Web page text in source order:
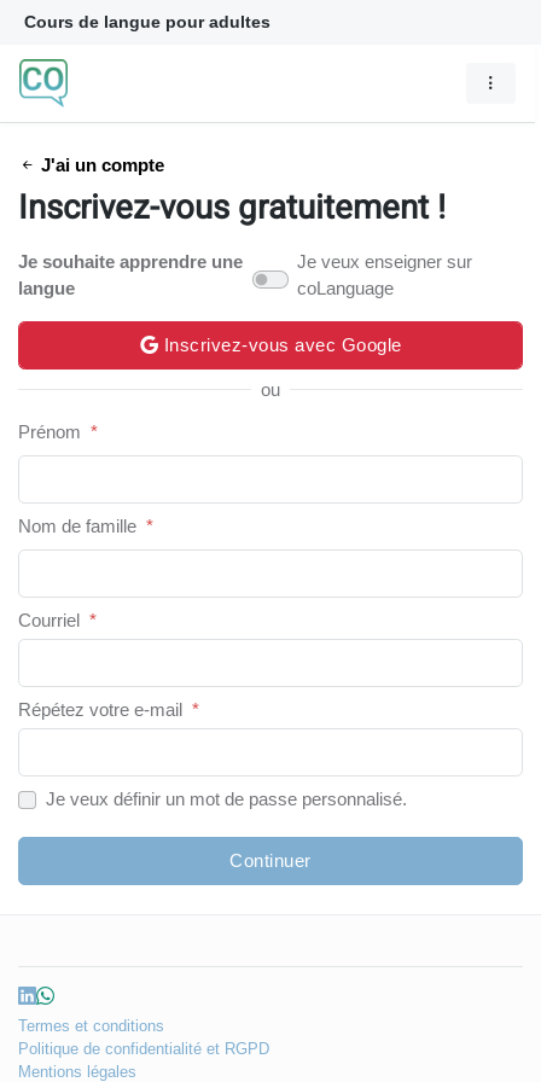
Cours de langue pour adultes
J'ai un compte
Inscrivez-vous gratuitement !
Je souhaite apprendre une
langue
Je veux enseigner sur
coLanguage
Inscrivez-vous avec Google
ou
Prénom *
Nom de famille *
Courriel *
Répétez votre e-mail *
Je veux définir un mot de passe personnalisé.
Continuer
Termes et conditions
Politique de confidentialité et RGPD
Mentions légales